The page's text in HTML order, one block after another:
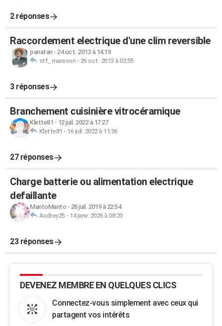
2 réponses
Raccordement electrique d'une clim reversible
panatan- 24 oct. 2013 à 14:19
stf_mareson- 26 oct. 2013 à 02:55
3 réponses
Branchement cuisinière vitrocéramique
Klette81 - 12 juil. 2022 à 17:27
Klette81 - 16 juil. 2022 à 11:36
27 réponses
Charge batterie ou alimentation electrique
defaillante
MantoManto- 28 juil. 2019 à 22:54
Audrey25- 14 janv. 2026 à 08:23
23 réponses
DEVENEZ MEMBRE EN QUELQUES CLICS
Connectez-vous simplement avec ceux qui
partagent vos intérêts